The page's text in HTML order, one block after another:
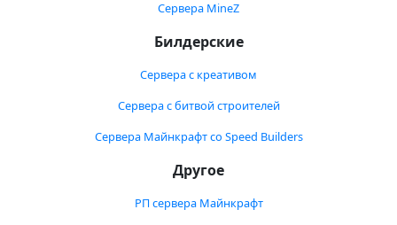
Сервера MineZ
Билдерские
Сервера с креативом
Сервера с битвой строителей
Сервера Майнкрафт со Speed Builders
Другое
РП сервера Майнкрафт